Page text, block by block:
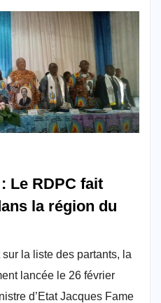
Le RDPC fait
la région du
la liste des partants, la
lancée le 26 février
d’Etat Jacques Fame